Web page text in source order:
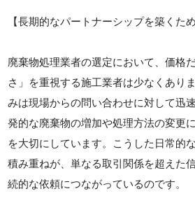
【長期的なパートナーシップを築くた
廃棄物処理業者の選定において、価格
さ」を重視する施工業者は少なくあり
みは現場からの問い合わせに対して迅
発的な廃棄物の増加や処理方法の変更
を大切にしています。こうした日常的
積み重ねが、単なる取引関係を超えた
続的な依頼につながっているのです。